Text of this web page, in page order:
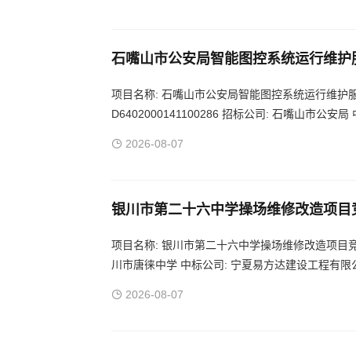
石嘴山市公安局智能图控系统运行维
项目名称: 石嘴山市公安局智能图控系统运行维
D6402000141100286 招标公司: 石嘴山市公安局
2026-08-07
银川市第二十六中学操场维修改造项
项目名称: 银川市第二十六中学操场维修改造项
川市唐徕中学 中标公司: 宁夏易方达建设工程有
2026-08-07